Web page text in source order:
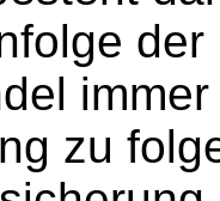
zu